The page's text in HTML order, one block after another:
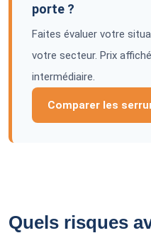
porte ?
Faites évaluer votre
votre secteur. Prix
intermédiaire.
Comparer les
Quels risques